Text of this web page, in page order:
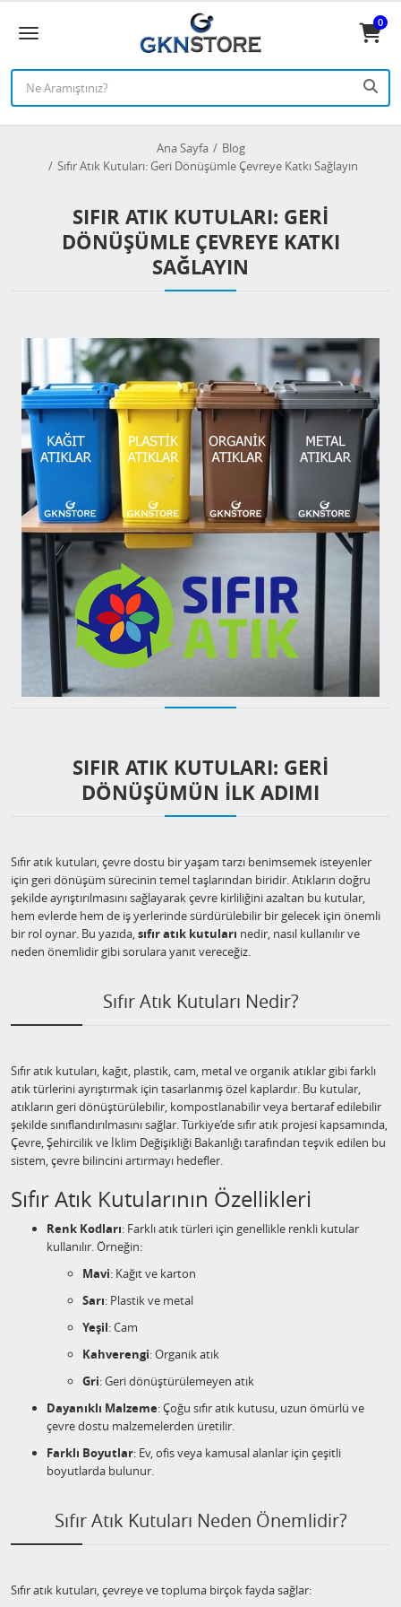
0
Ana Sayfa
Blog
Sıfır Atık Kutuları: Geri Dönüşümle Çevreye Katkı Sağlayın
SIFIR ATIK KUTULARI: GERI
DÖNÜŞÜMLE ÇEVREYE KATKI
SAĞLAYIN
SIFIR ATIK KUTULARI: GERI
DÖNÜŞÜMÜN İLK ADIMI
Sıfır atık kutuları, çevre dostu bir yaşam tarzı benimsemek isteyenler
için geri dönüşüm sürecinin temel taşlarından biridir. Atıkların doğru
şekilde ayrıştırılmasını sağlayarak çevre kirliliğini azaltan bu kutular,
hem evlerde hem de iş yerlerinde sürdürülebilir bir gelecek için önemli
bir rol oynar. Bu yazıda,sıfır atık kutuları nedir, nasıl kullanılır ve
neden önemlidir gibi sorulara yanıt vereceğiz.
Sıfır Atık Kutuları Nedir?
Sıfır atık kutuları, kağıt, plastik, cam, metal ve organik atıklar gibi farklı
atık türlerini ayrıştırmak için tasarlanmış özel kaplardır. Bu kutular,
atıkların geri dönüştürülebilir, kompostlanabilir veya bertaraf edilebilir
şekilde sınıflandırılmasını sağlar. Türkiye’de sıfır atık projesi kapsamında,
Çevre, Şehircilik ve İklim Değişikliği Bakanlığı tarafından teşvik edilen bu
sistem, çevre bilincini artırmayı hedefler.
Sıfır Atık Kutularının Özellikleri
Renk Kodları: Farklı atık türleri için genellikle renkli kutular
kullanılır. Örneğin:
Mavi: Kağıt ve karton
Sarı: Plastik ve metal
Yeşil: Cam
Kahverengi: Organik atık
Gri: Geri dönüştürülemeyen atık
Dayanıklı Malzeme: Çoğu sıfır atık kutusu, uzun ömürlü ve
çevre dostu malzemelerden üretilir.
Farklı Boyutlar: Ev, ofis veya kamusal alanlar için çeşitli
boyutlarda bulunur.
Sıfır Atık Kutuları Neden Önemlidir?
Sıfır atık kutuları, çevreye ve topluma birçok fayda sağlar: